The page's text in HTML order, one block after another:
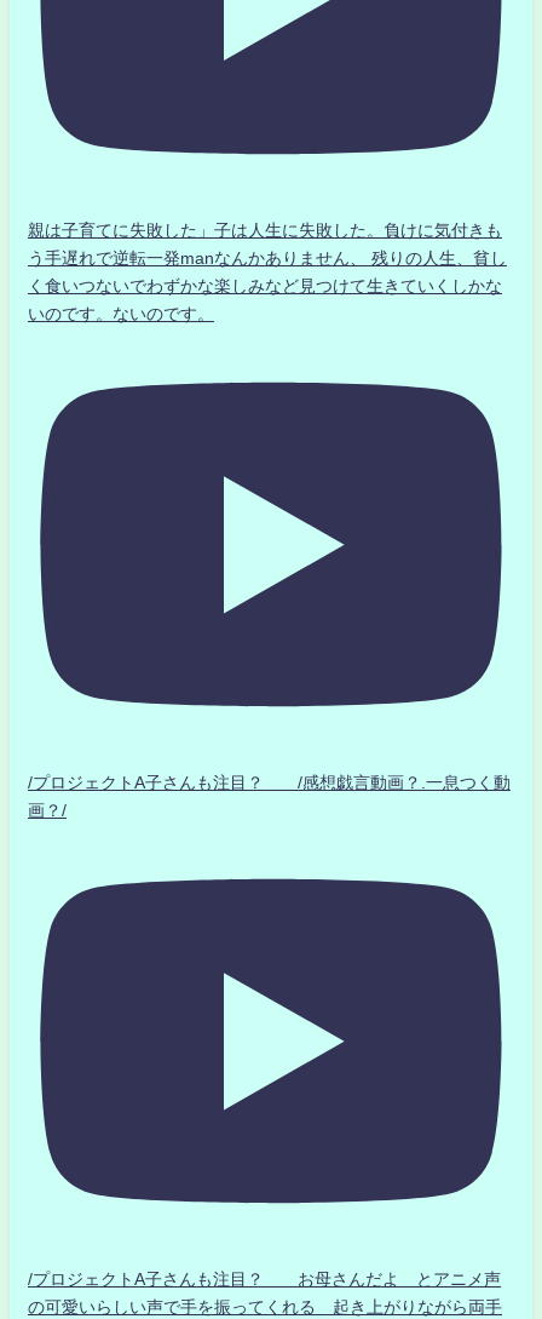
親は子育てに失敗した」子は人生に失敗した。負けに気付きも
う手遅れで逆転一発manなんかありません、 残りの人生、貧し
く食いつないでわずかな楽しみなど見つけて生きていくしかな
いのです。ないのです。
/プロジェクトA子さんも注目？ /感想戯言動画？.一息つく動
画？/
/プロジェクトA子さんも注目？ お母さんだよ とアニメ声
の可愛いらしい声で手を振ってくれる 起き上がりながら両手